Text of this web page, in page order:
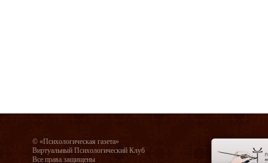
© «Психологическая газета»
Виртуальный Психологический Клуб
Все права защищены